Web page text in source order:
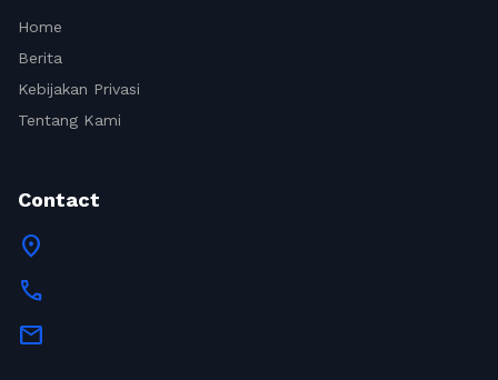
Home
Berita
Kebijakan Privasi
Tentang Kami
Contact
location_on
call
mail